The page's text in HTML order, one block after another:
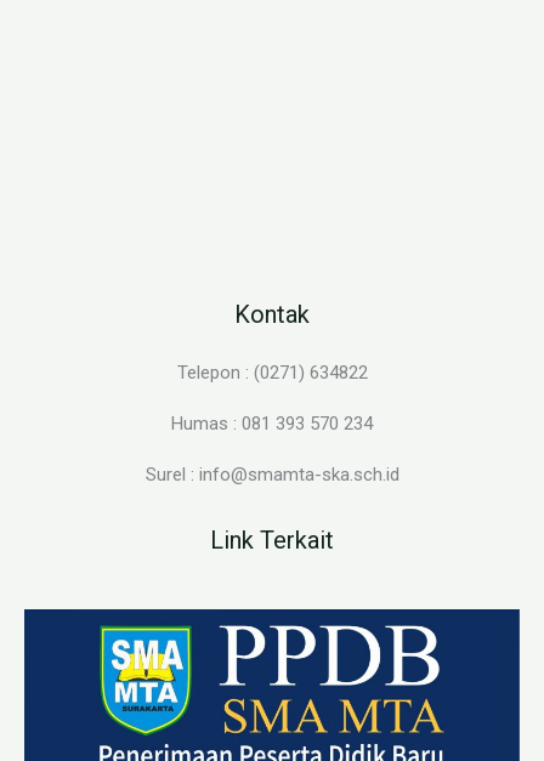
Kontak
Telepon : (0271) 634822
Humas : 081 393 570 234
Surel : info@smamta-ska.sch.id
Link Terkait